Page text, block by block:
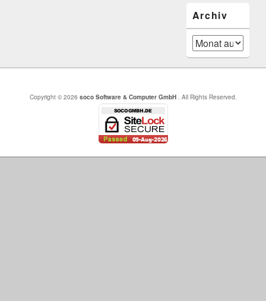
Archiv
Archiv
Copyright © 2026 soco Software & Computer GmbH . All Rights Reserved.